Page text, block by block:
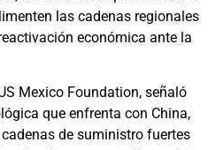
las cadenas regionales
económica ante la
Mexico Foundation, señaló
que enfrenta con China,
de suministro fuertes